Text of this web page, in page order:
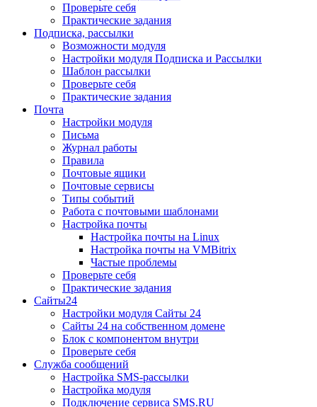
Проверьте себя
Практические задания
Подписка, рассылки
Возможности модуля
Настройки модуля Подписка и Рассылки
Шаблон рассылки
Проверьте себя
Практические задания
Почта
Настройки модуля
Письма
Журнал работы
Правила
Почтовые ящики
Почтовые сервисы
Типы событий
Работа с почтовыми шаблонами
Настройка почты
Настройка почты на Linux
Настройка почты на VMBitrix
Частые проблемы
Проверьте себя
Практические задания
Сайты24
Настройки модуля Сайты 24
Сайты 24 на собственном домене
Блок с компонентом внутри
Проверьте себя
Служба сообщений
Настройка SMS-рассылки
Настройка модуля
Подключение сервиса SMS.RU